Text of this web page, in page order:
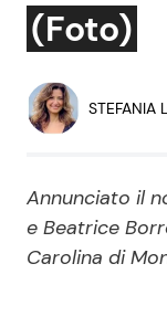
Dal Mondo
Economia
Persone
Politica
(Foto)
STEFANIA
Annunciato il
e Beatrice
Carolina di